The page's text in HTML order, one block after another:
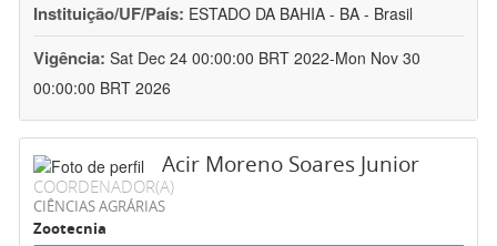
Instituição/UF/País: ESTADO DA BAHIA - BA - Brasil
Vigência: Sat Dec 24 00:00:00 BRT 2022-Mon Nov 30
00:00:00 BRT 2026
Acir Moreno Soares Junior
COORDENADOR(A)
CIÊNCIAS AGRÁRIAS
Zootecnia